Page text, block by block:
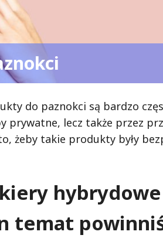
do paznokci są bardzo
prywatne, lecz także przez
żeby takie produkty były
temat